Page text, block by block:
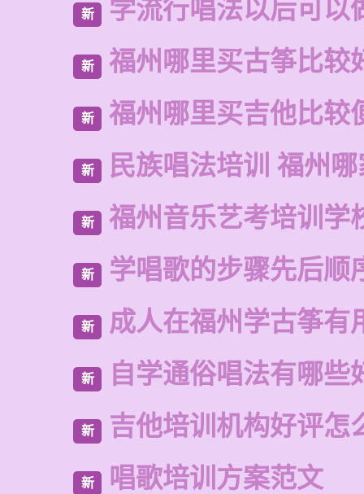
新 学流行唱法以后可以
新 福州哪里买古筝比较
新 福州哪里买吉他比较
新 民族唱法培训 福州
新 福州音乐艺考培训学
新 学唱歌的步骤先后顺
新 成人在福州学古筝有
新 自学通俗唱法有哪些
新 吉他培训机构好评怎
新 唱歌培训方案范文